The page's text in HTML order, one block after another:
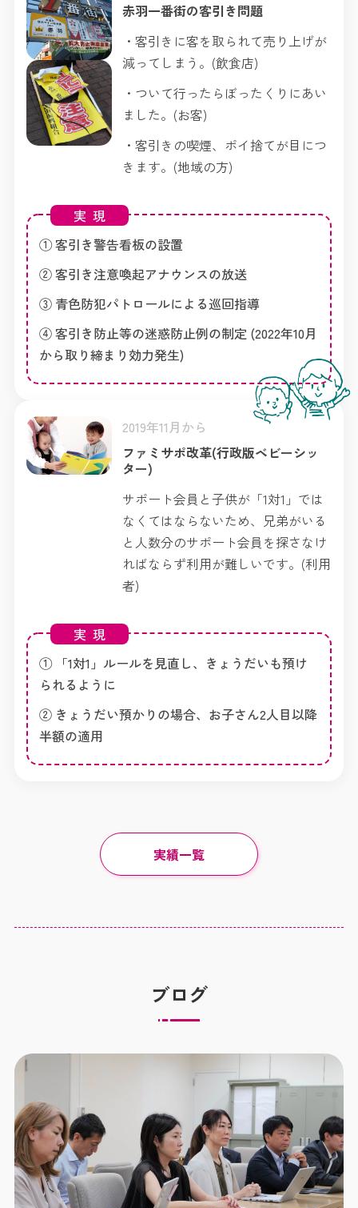
赤羽一番街の客引き問題
・客引きに客を取られて売り上げが
減ってしまう。(飲食店)
・ついて行ったらぼったくりにあい
ました。(お客)
・客引きの喫煙、ポイ捨てが目につ
きます。(地域の方)
実現
① 客引き警告看板の設置
② 客引き注意喚起アナウンスの放送
③ 青色防犯パトロールによる巡回指導
④ 客引き防止等の迷惑防止例の制定 (2022年10月
から取り締まり効力発生)
2019年11月から
ファミサポ改革(行政版ベビーシッ
ター)
サポート会員と子供が「1対1」では
なくてはならないため、兄弟がいる
と人数分のサポート会員を探さなけ
ればならず利用が難しいです。(利用
者)
実現
① 「1対1」ルールを見直し、きょうだいも預け
られるように
② きょうだい預かりの場合、お子さん2人目以降
半額の適用
実績一覧
ブログ